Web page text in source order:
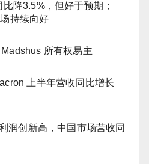
降3.5%，但好于预期；
持续向好
所有权易主
上半年营收同比增长
润创新高，中国市场营收同